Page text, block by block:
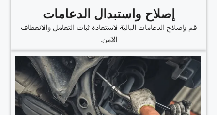
إصلاح واستبدال الدعامات
قم بإصلاح الدعامات البالية لاستعادة ثبات التعامل والانعطاف
الآمن.